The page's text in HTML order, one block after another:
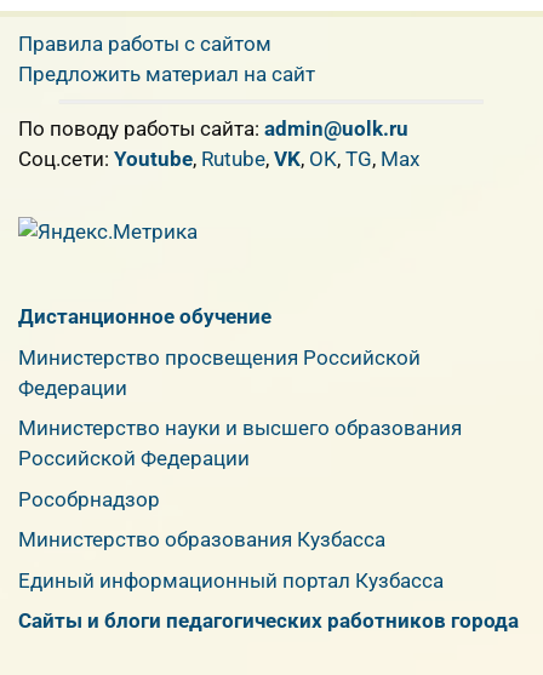
Правила работы с сайтом
Предложить материал на сайт
По поводу работы сайта: admin@uolk.ru
Cоц.сети: Youtube, Rutube, VK, OK, TG, Max
Дистанционное обучение
Министерство просвещения Российской
Федерации
Министерство науки и высшего образования
Российской Федерации
Рособрнадзор
Министерство образования Кузбасса
Единый информационный портал Кузбасса
Сайты и блоги педагогических работников города